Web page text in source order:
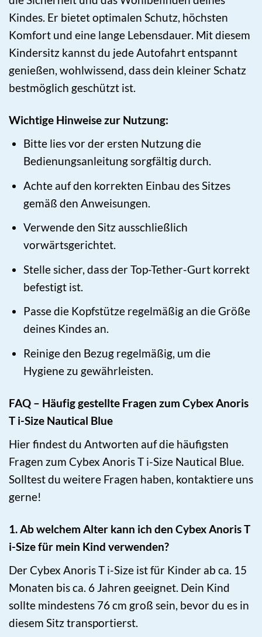
Kindes. Er bietet optimalen Schutz, höchsten
Komfort und eine lange Lebensdauer. Mit diesem
Kindersitz kannst du jede Autofahrt entspannt
genießen, wohlwissend, dass dein kleiner Schatz
bestmöglich geschützt ist.
Wichtige Hinweise zur Nutzung:
Bitte lies vor der ersten Nutzung die
Bedienungsanleitung sorgfältig durch.
Achte auf den korrekten Einbau des Sitzes
gemäß den Anweisungen.
Verwende den Sitz ausschließlich
vorwärtsgerichtet.
Stelle sicher, dass der Top-Tether-Gurt korrekt
befestigt ist.
Passe die Kopfstütze regelmäßig an die Größe
deines Kindes an.
Reinige den Bezug regelmäßig, um die
Hygiene zu gewährleisten.
FAQ – Häufig gestellte Fragen zum Cybex Anoris
T i-Size Nautical Blue
Hier findest du Antworten auf die häufigsten
Fragen zum Cybex Anoris T i-Size Nautical Blue.
Solltest du weitere Fragen haben, kontaktiere uns
gerne!
1. Ab welchem Alter kann ich den Cybex Anoris T
i-Size für mein Kind verwenden?
Der Cybex Anoris T i-Size ist für Kinder ab ca. 15
Monaten bis ca. 6 Jahren geeignet. Dein Kind
sollte mindestens 76 cm groß sein, bevor du es in
diesem Sitz transportierst.